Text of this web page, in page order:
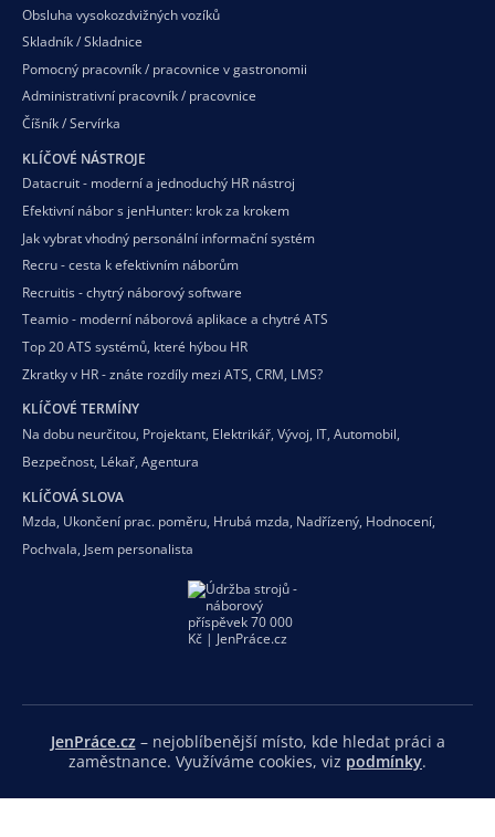
Obsluha vysokozdvižných vozíků
Skladník / Skladnice
Pomocný pracovník / pracovnice v gastronomii
Administrativní pracovník / pracovnice
Číšník / Servírka
KLÍČOVÉ NÁSTROJE
Datacruit - moderní a jednoduchý HR nástroj
Efektivní nábor s jenHunter: krok za krokem
Jak vybrat vhodný personální informační systém
Recru - cesta k efektivním náborům
Recruitis - chytrý náborový software
Teamio - moderní náborová aplikace a chytré ATS
Top 20 ATS systémů, které hýbou HR
Zkratky v HR - znáte rozdíly mezi ATS, CRM, LMS?
KLÍČOVÉ TERMÍNY
Na dobu neurčitou, Projektant, Elektrikář, Vývoj, IT, Automobil,
Bezpečnost, Lékař, Agentura
KLÍČOVÁ SLOVA
Mzda, Ukončení prac. poměru, Hrubá mzda, Nadřízený, Hodnocení,
Pochvala, Jsem personalista
JenPráce.cz– nejoblíbenější místo, kde hledat práci a
zaměstnance. Využíváme cookies, viz podmínky.